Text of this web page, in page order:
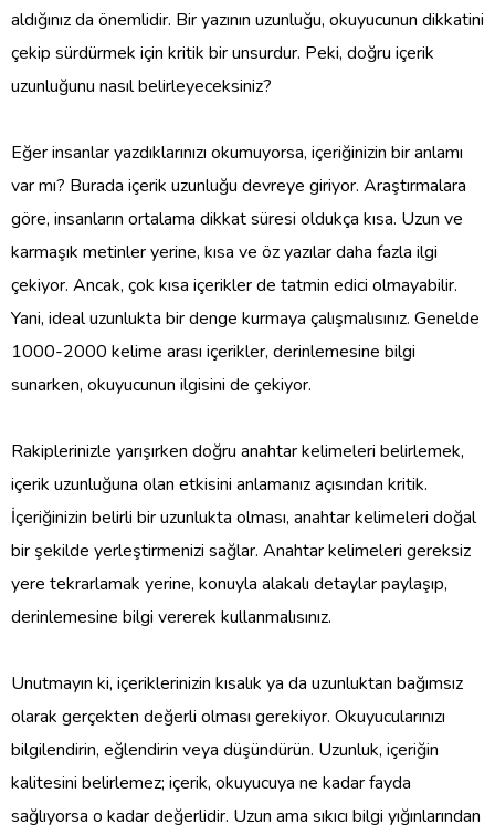
aldığınız da önemlidir. Bir yazının uzunluğu, okuyucunun dikkatini
çekip sürdürmek için kritik bir unsurdur. Peki, doğru içerik
uzunluğunu nasıl belirleyeceksiniz?
Eğer insanlar yazdıklarınızı okumuyorsa, içeriğinizin bir anlamı
var mı? Burada içerik uzunluğu devreye giriyor. Araştırmalara
göre, insanların ortalama dikkat süresi oldukça kısa. Uzun ve
karmaşık metinler yerine, kısa ve öz yazılar daha fazla ilgi
çekiyor. Ancak, çok kısa içerikler de tatmin edici olmayabilir.
Yani, ideal uzunlukta bir denge kurmaya çalışmalısınız. Genelde
1000-2000 kelime arası içerikler, derinlemesine bilgi
sunarken, okuyucunun ilgisini de çekiyor.
Rakiplerinizle yarışırken doğru anahtar kelimeleri belirlemek,
içerik uzunluğuna olan etkisini anlamanız açısından kritik.
İçeriğinizin belirli bir uzunlukta olması, anahtar kelimeleri doğal
bir şekilde yerleştirmenizi sağlar. Anahtar kelimeleri gereksiz
yere tekrarlamak yerine, konuyla alakalı detaylar paylaşıp,
derinlemesine bilgi vererek kullanmalısınız.
Unutmayın ki, içeriklerinizin kısalık ya da uzunluktan bağımsız
olarak gerçekten değerli olması gerekiyor. Okuyucularınızı
bilgilendirin, eğlendirin veya düşündürün. Uzunluk, içeriğin
kalitesini belirlemez; içerik, okuyucuya ne kadar fayda
sağlıyorsa o kadar değerlidir. Uzun ama sıkıcı bilgi yığınlarından